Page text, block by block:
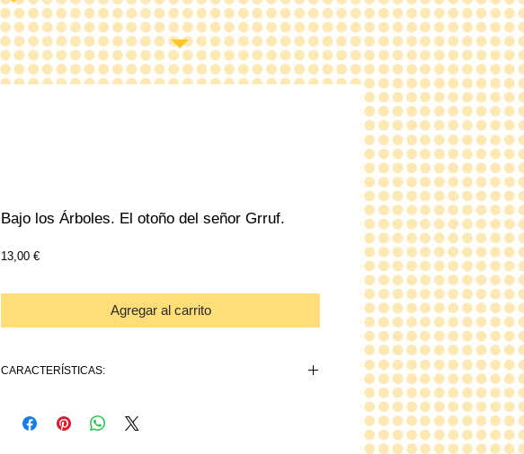
Bajo los Árboles. El otoño del señor Grruf.
13,00 €Precio
Agregar al carrito
CARACTERÍSTICAS:
Idioma: Español.